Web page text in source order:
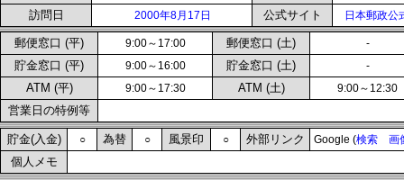
訪問日 2000年8月17日 公式サイト 日本郵政公
郵便窓口 (平) 9:00～17:00 郵便窓口 (土) -
貯金窓口 (平) 9:00～16:00 貯金窓口 (土) -
ATM (平) 9:00～17:30 ATM (土) 9:00～12:30
営業日の特例等
貯金(入金) ○ 為替 ○ 風景印 ○ 外部リンク Google (検索 画
個人メモ